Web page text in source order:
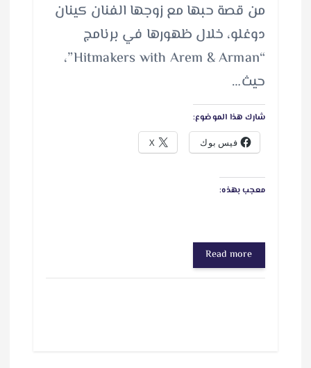
من قصة حبها مع زوجها الفنان كينان
دوغلو، خلال ظهورها في برنامج
“Hitmakers with Arem & Arman”،
حيث…
شارك هذا الموضوع:
فيس بوك X
معجب بهذه:
Read more